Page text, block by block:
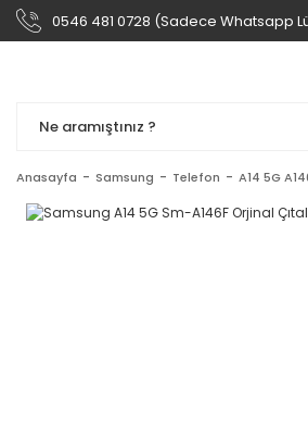
0546 481 0728 (Sadece Whatsapp
Anasayfa Samsung Telefon A14 5G